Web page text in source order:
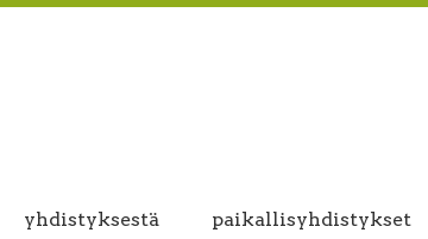
yhdistyksestä paikallisyhdistykset